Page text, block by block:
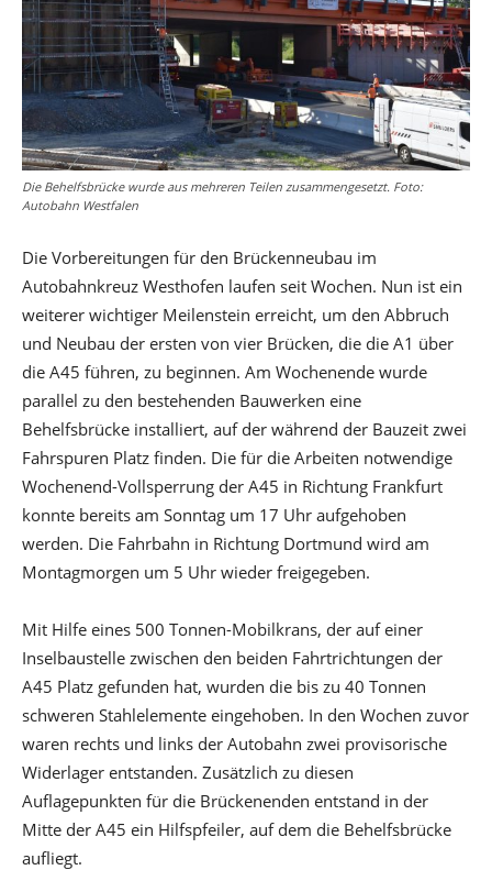
Die Behelfsbrücke wurde aus mehreren Teilen zusammengesetzt. Foto:
Autobahn Westfalen
Die Vorbereitungen für den Brückenneubau im
Autobahnkreuz Westhofen laufen seit Wochen. Nun ist ein
weiterer wichtiger Meilenstein erreicht, um den Abbruch
und Neubau der ersten von vier Brücken, die die A1 über
die A45 führen, zu beginnen. Am Wochenende wurde
parallel zu den bestehenden Bauwerken eine
Behelfsbrücke installiert, auf der während der Bauzeit zwei
Fahrspuren Platz finden. Die für die Arbeiten notwendige
Wochenend-Vollsperrung der A45 in Richtung Frankfurt
konnte bereits am Sonntag um 17 Uhr aufgehoben
werden. Die Fahrbahn in Richtung Dortmund wird am
Montagmorgen um 5 Uhr wieder freigegeben.
Mit Hilfe eines 500 Tonnen-Mobilkrans, der auf einer
Inselbaustelle zwischen den beiden Fahrtrichtungen der
A45 Platz gefunden hat, wurden die bis zu 40 Tonnen
schweren Stahlelemente eingehoben. In den Wochen zuvor
waren rechts und links der Autobahn zwei provisorische
Widerlager entstanden. Zusätzlich zu diesen
Auflagepunkten für die Brückenenden entstand in der
Mitte der A45 ein Hilfspfeiler, auf dem die Behelfsbrücke
aufliegt.